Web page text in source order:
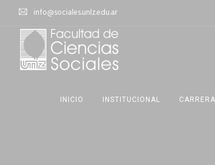
info@sociales.unlz.edu.ar
INICIO INSTITUCIONAL